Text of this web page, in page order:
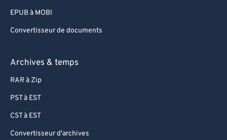
EPUB à MOBI
Convertisseur de documents
Archives & temps
RAR à Zip
PST à EST
CST à EST
Convertisseur d'archives